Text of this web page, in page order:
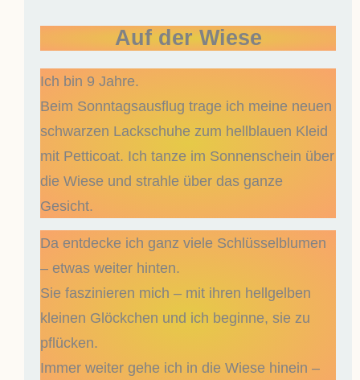
Auf der Wiese
Ich bin 9 Jahre.
Beim Sonntagsausflug trage ich meine neuen
schwarzen Lackschuhe zum hellblauen Kleid
mit Petticoat. Ich tanze im Sonnenschein über
die Wiese und strahle über das ganze
Gesicht.
Da entdecke ich ganz viele Schlüsselblumen
– etwas weiter hinten.
Sie faszinieren mich – mit ihren hellgelben
kleinen Glöckchen und ich beginne, sie zu
pflücken.
Immer weiter gehe ich in die Wiese hinein –